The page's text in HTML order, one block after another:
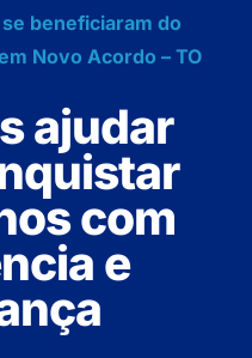
beneficiaram do
Novo Acordo – TO
ajudar
com
e